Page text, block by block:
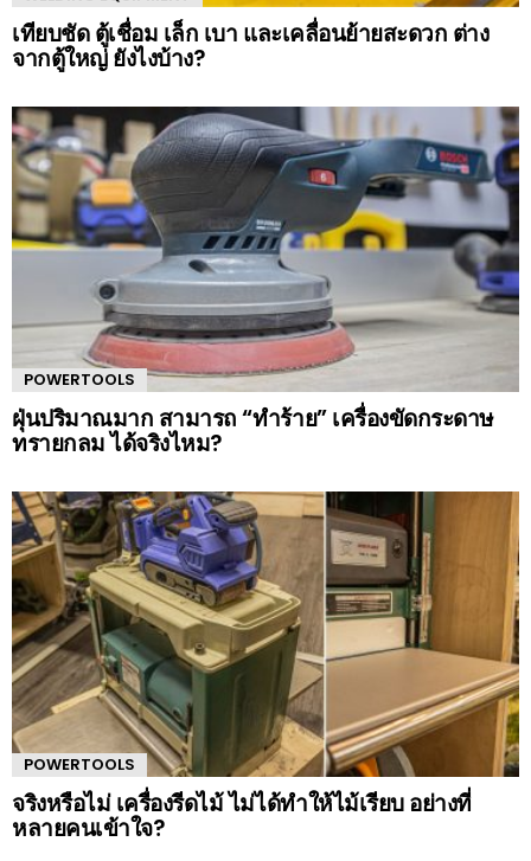
เทียบชัด ตู้เชื่อม เล็ก เบา และเคลื่อนย้ายสะดวก ต่าง
จากตู้ใหญ่ ยังไงบ้าง?
POWERTOOLS
ฝุ่นปริมาณมาก สามารถ “ทำร้าย” เครื่องขัดกระดาษ
ทรายกลม ได้จริงไหม?
POWERTOOLS
จริงหรือไม่ เครื่องรีดไม้ ไม่ได้ทำให้ไม้เรียบ อย่างที่
หลายคนเข้าใจ?